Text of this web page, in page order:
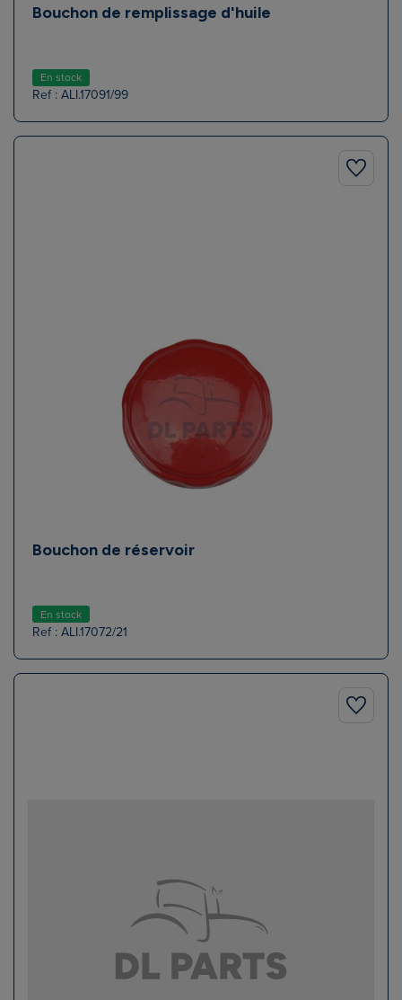
Bouchon de remplissage d'huile
En stock
Ref : ALI.17091/99
Bouchon de réservoir
En stock
Ref : ALI.17072/21